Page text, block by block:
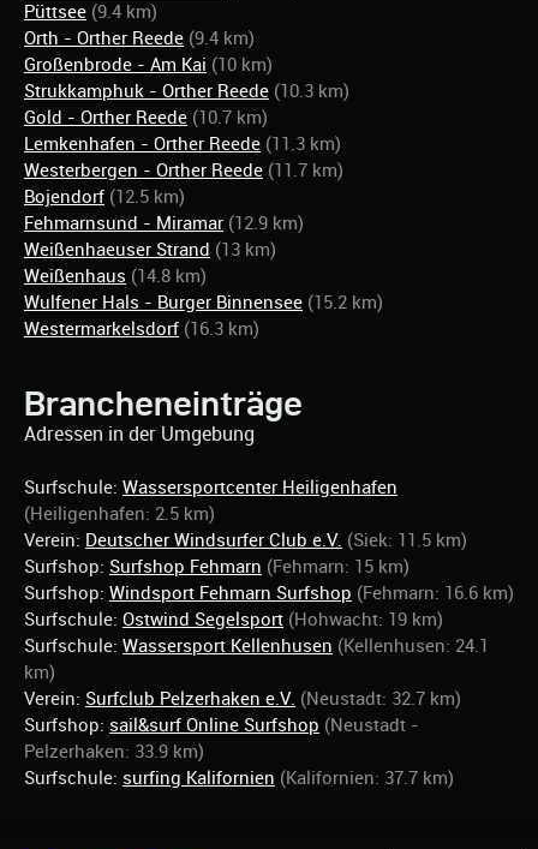
Püttsee (9.4 km)
Orth - Orther Reede (9.4 km)
Großenbrode - Am Kai (10 km)
Strukkamphuk - Orther Reede (10.3 km)
Gold - Orther Reede (10.7 km)
Lemkenhafen - Orther Reede (11.3 km)
Westerbergen - Orther Reede (11.7 km)
Bojendorf (12.5 km)
Fehmarnsund - Miramar (12.9 km)
Weißenhaeuser Strand (13 km)
Weißenhaus (14.8 km)
Wulfener Hals - Burger Binnensee (15.2 km)
Westermarkelsdorf (16.3 km)
Brancheneinträge
Adressen in der Umgebung
Surfschule: Wassersportcenter Heiligenhafen
(Heiligenhafen: 2.5 km)
Verein: Deutscher Windsurfer Club e.V. (Siek: 11.5 km)
Surfshop: Surfshop Fehmarn (Fehmarn: 15 km)
Surfshop: Windsport Fehmarn Surfshop (Fehmarn: 16.6 km)
Surfschule: Ostwind Segelsport (Hohwacht: 19 km)
Surfschule: Wassersport Kellenhusen (Kellenhusen: 24.1
km)
Verein: Surfclub Pelzerhaken e.V. (Neustadt: 32.7 km)
Surfshop: sail&surf Online Surfshop (Neustadt -
Pelzerhaken: 33.9 km)
Surfschule: surfing Kalifornien (Kalifornien: 37.7 km)